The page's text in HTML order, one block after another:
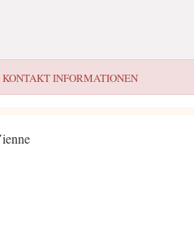
KONTAKT INFORMATIONEN